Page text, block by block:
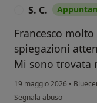
S. C.
Francesco
spiegazioni
Mi sono trovata
19 maggio 2026 •
secondo l'opinione
Segnala abuso